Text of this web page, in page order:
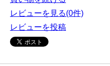
レビューを見る(0件)
レビューを投稿